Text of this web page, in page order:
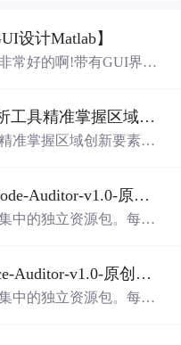
设计Matlab】
常好的啊!带有GUI界
，非常容易使用。你只
即给出准确的识别结
一定会喜欢它的！
如何通过区域科技创新分析工具精准掌握区域创新要素分布与产业链融合现状？.docx
准掌握区域创新要素分
Visual-Workflow-Orphan-Node-Auditor-v1.0-原创源码与文档.zip
中的独立资源包。每个
MIT License及原创与授
行npm test验证算法，
Cypress-Flaky-Test-Evidence-Auditor-v1.0-原创源码与文档.zip
中的独立资源包。每个